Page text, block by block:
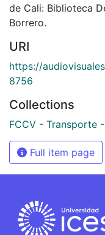
de Cali: Biblioteca
Borrero.
URI
https://
8756
Collections
FCCV - Transporte
Full item page